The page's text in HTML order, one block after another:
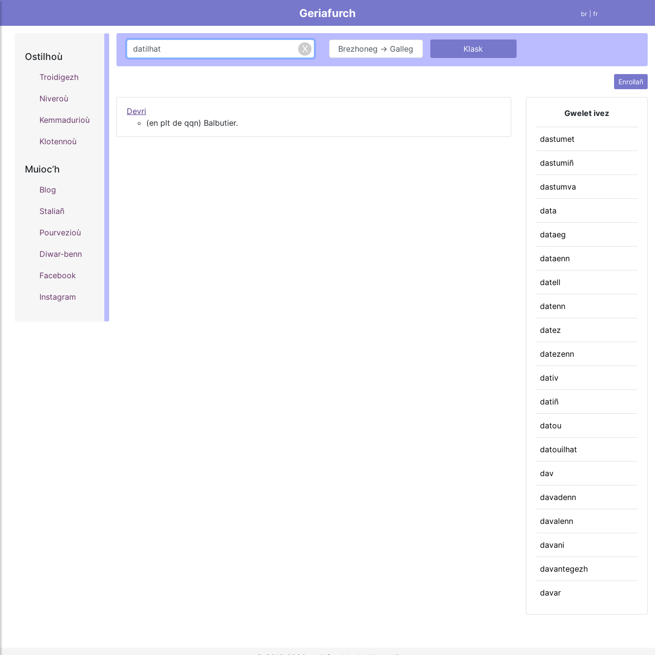
Geriafurch br | fr
Ostilhoù
Troidigezh
Niveroù
Kemmadurioù
Klotennoù
Muiocʼh
Blog
Staliañ
Pourvezioù
Diwar-benn
Facebook
Instagram
Brezhoneg → Galleg
Enrollañ
Devri
(en plt de qqn) Balbutier.
Gwelet ivez
dastumet
dastumiñ
dastumva
data
dataeg
dataenn
datell
datenn
datez
datezenn
dativ
datiñ
datou
datouilhat
dav
davadenn
davalenn
davani
davantegezh
davar